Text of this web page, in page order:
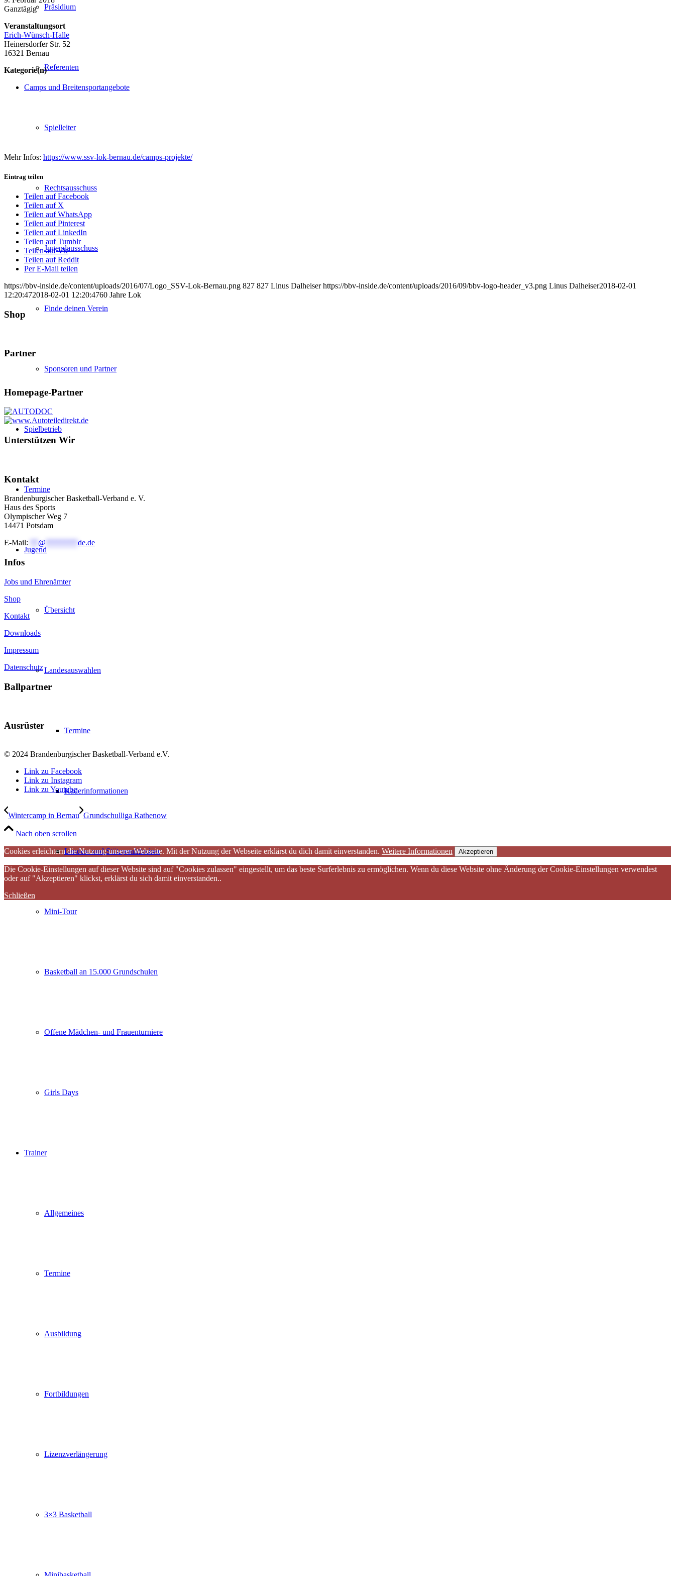
Präsidium
Referenten
Spielleiter
Rechtsausschuss
Jugendausschuss
Finde deinen Verein
Sponsoren und Partner
Spielbetrieb
Termine
Jugend
Übersicht
Landesauswahlen
Termine
Kaderinformationen
Landes- und Stützpunkttrainer
Mini-Tour
Basketball an 15.000 Grundschulen
Offene Mädchen- und Frauenturniere
Girls Days
Trainer
Allgemeines
Termine
Ausbildung
Fortbildungen
Lizenzverlängerung
3×3 Basketball
Ganztägig
Veranstaltungsort
Erich-Wünsch-Halle
Heinersdorfer Str. 52
16321 Bernau
Kategorie(n)
Camps und Breitensportangebote
Mehr Infos: https://www.ssv-lok-bernau.de/camps-projekte/
Eintrag teilen
Teilen auf Facebook
Teilen auf X
Teilen auf WhatsApp
Teilen auf Pinterest
Teilen auf LinkedIn
Teilen auf Tumblr
Teilen auf Vk
Teilen auf Reddit
Per E-Mail teilen
https://bbv-inside.de/content/uploads/2016/07/Logo_SSV-Lok-Bernau.png 827 827 Linus Dalheiser https://bbv-inside.de/content/uploads/2016/09/bbv-logo-header_v3.png Linus Dalheiser2018-02-01
12:20:472018-02-01 12:20:4760 Jahre Lok
Shop
Partner
Homepage-Partner
Unterstützen Wir
Kontakt
Brandenburgischer Basketball-Verband e. V.
Haus des Sports
Olympischer Weg 7
14471 Potsdam
E-Mail:
@ de.de
Infos
Jobs und Ehrenämter
Shop
Kontakt
Downloads
Impressum
Datenschutz
Ballpartner
Ausrüster
© 2024 Brandenburgischer Basketball-Verband e.V.
Link zu Facebook
Link zu Instagram
Link zu Youtube
Wintercamp in Bernau Grundschulliga Rathenow
Nach oben scrollen
Cookies erleichtern die Nutzung unserer Webseite. Mit der Nutzung der Webseite erklärst du dich damit einverstanden. Weitere Informationen Akzeptieren
Die Cookie-Einstellungen auf dieser Website sind auf "Cookies zulassen" eingestellt, um das beste Surferlebnis zu ermöglichen. Wenn du diese Website ohne Änderung der Cookie-Einstellungen verwendest
oder auf "Akzeptieren" klickst, erklärst du sich damit einverstanden..
Schließen